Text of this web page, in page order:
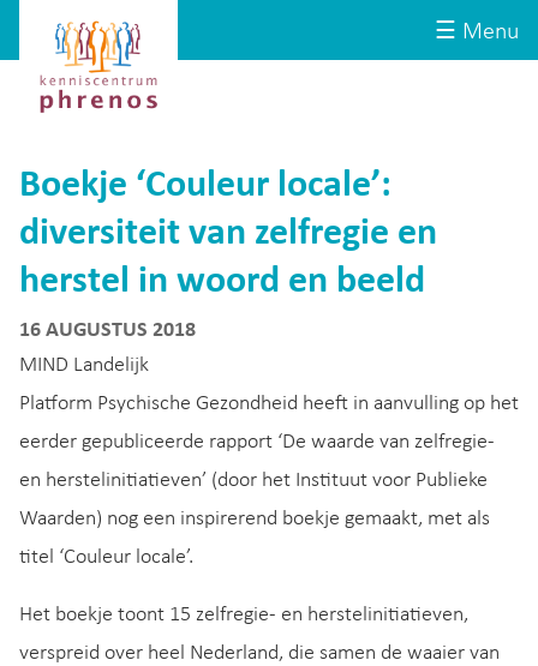
☰ Menu
Kenniscentrum
Phrenos
website
Boekje ‘Couleur locale’:
diversiteit van zelfregie en
herstel in woord en beeld
16 AUGUSTUS 2018
MIND Landelijk
Platform Psychische Gezondheid heeft in aanvulling op het
eerder gepubliceerde rapport ‘De waarde van zelfregie-
en herstelinitiatieven’ (door het Instituut voor Publieke
Waarden) nog een inspirerend boekje gemaakt, met als
titel ‘Couleur locale’.
Het boekje toont 15 zelfregie- en herstelinitiatieven,
verspreid over heel Nederland, die samen de waaier van